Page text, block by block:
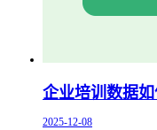
企业培训数据
2025-12-08